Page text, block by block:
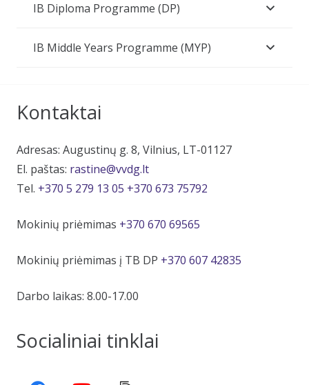
IB Diploma Programme (DP)
IB Middle Years Programme (MYP)
Kontaktai
Adresas: Augustinų g. 8, Vilnius, LT-01127
El. paštas: rastine@vvdg.lt
Tel. +370 5 279 13 05 +370 673 75792
Mokinių priėmimas +370 670 69565
Mokinių priėmimas į TB DP +370 607 42835
Darbo laikas: 8.00-17.00
Socialiniai tinklai